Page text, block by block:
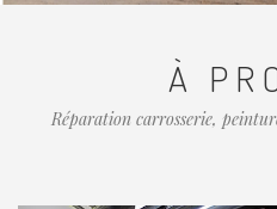
À
Réparation carrosserie,